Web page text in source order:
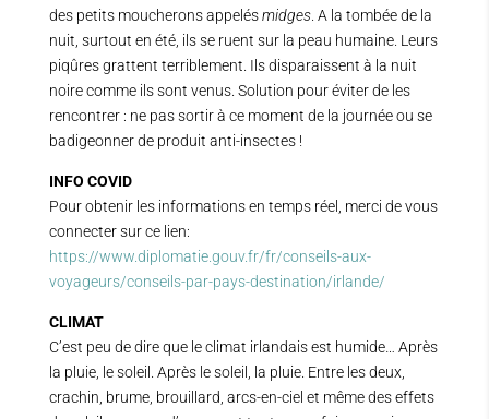
des petits moucherons appelésmidges. A la tombée de la
nuit, surtout en été, ils se ruent sur la peau humaine. Leurs
piqûres grattent terriblement. Ils disparaissent à la nuit
noire comme ils sont venus. Solution pour éviter de les
rencontrer : ne pas sortir à ce moment de la journée ou se
badigeonner de produit anti-insectes !
INFO COVID
Pour obtenir les informations en temps réel, merci de vous
connecter sur ce lien:
https://www.diplomatie.gouv.fr/fr/conseils-aux-
voyageurs/conseils-par-pays-destination/irlande/
CLIMAT
C’est peu de dire que le climat irlandais est humide… Après
la pluie, le soleil. Après le soleil, la pluie. Entre les deux,
crachin, brume, brouillard, arcs-en-ciel et même des effets